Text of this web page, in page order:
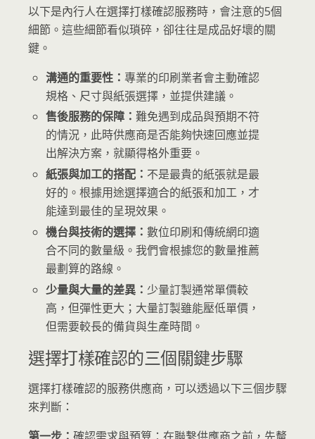
以下是內行人在選擇打樣確認服務時，會注意的5個
細節。這些細節看似瑣碎，卻往往是成品好壞的關
鍵。
溝通的重要性：專業的印刷業者會主動確認
規格、尺寸與紙張選擇，並提供建議。
售後服務的保障：難免遇到成品與預期不符
的情況，此時供應商是否能夠快速回應並提
出解決方案，就顯得格外重要。
紙張與加工的搭配： 不是最貴的紙張就是最
好的。根據用途選擇適合的紙張和加工，才
能達到最佳的呈現效果。
機台與技術的選擇：數位印刷和傳統網印適
合不同的數量級。我們會根據您的數量推薦
最劃算的路線。
少量與大量的差異： 少量訂製通常單價較
高，但彈性更大；大量訂製雖能壓低單價，
但需要較長的備貨與生產時間。
選擇打樣確認的三個關鍵步驟
選擇打樣確認的服務供應商，可以透過以下三個步驟
來判斷：
第一步： 確認需求與預算：在聯繫供應商之前，先釐